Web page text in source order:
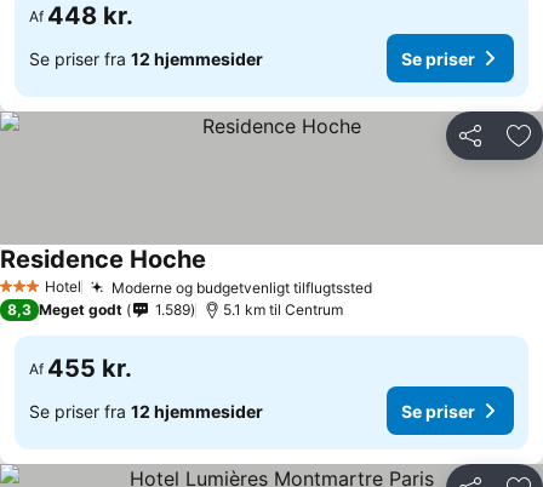
Af 448 kr.
Se priser fra 12 hjemmesider Se priser
Del
3 StjernerHotel Moderne og budgetvenligt tilflugtssted
Residence Hoche
8,3 Meget godt 1.589 5.1 km til Centrum
Af 455 kr.
Se priser fra 12 hjemmesider Se priser